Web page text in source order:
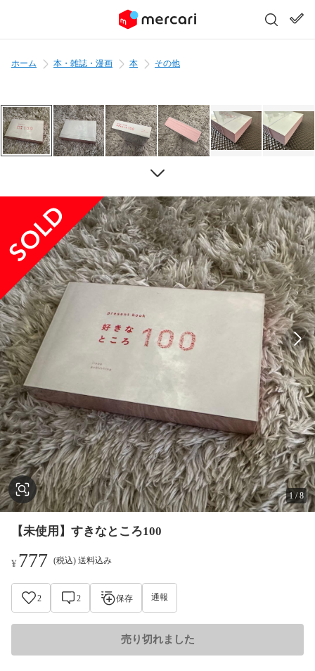
ホーム 本・雑誌・漫画 本 その他
1/8
【未使用】すきなところ100
¥777 (税込) 送料込み
2 2 保存 通報
売り切れました